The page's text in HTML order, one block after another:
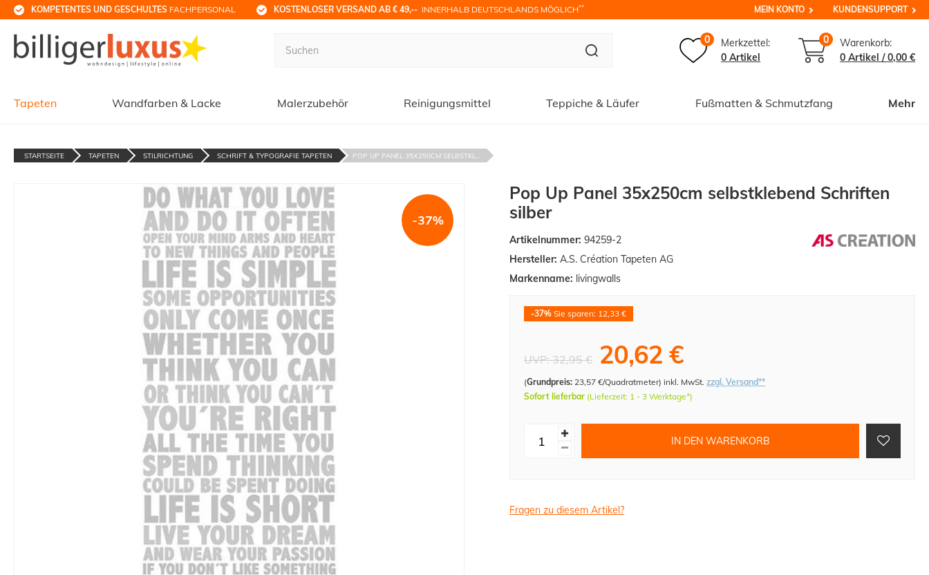
KOMPETENTES UND GESCHULTES FACHPERSONAL KOSTENLOSER VERSAND AB € 49,-- INNERHALB DEUTSCHLANDS MÖGLICH** MEIN KONTO KUNDENSUPPORT
0
Merkzettel:
0 Artikel
0
Warenkorb:
0 Artikel /0,00 €
Tapeten Wandfarben & Lacke Malerzubehör Reinigungsmittel Teppiche & Läufer Fußmatten & Schmutzfang Mehr
STARTSEITE TAPETEN STILRICHTUNG SCHRIFT & TYPOGRAFIE TAPETEN POP UP PANEL 35X250CM SELBSTKL...
-37%
Pop Up Panel 35x250cm selbstklebend Schriften
silber
Artikelnummer: 94259-2
Hersteller: A.S. Création Tapeten AG
Markenname: livingwalls
-37% Sie sparen: 12,33 €
UVP:32,95 € 20,62 €
(Grundpreis: 23,57 €/Quadratmeter)inkl. MwSt.zzgl. Versand**
Sofort lieferbar (Lieferzeit: 1 - 3 Werktage*)
IN DEN WARENKORB
Fragen zu diesem Artikel?